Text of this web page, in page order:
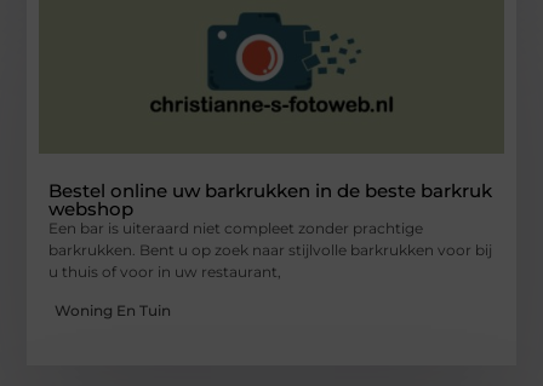
Bestel online uw barkrukken in de beste barkruk
webshop
Een bar is uiteraard niet compleet zonder prachtige
barkrukken. Bent u op zoek naar stijlvolle barkrukken voor bij
u thuis of voor in uw restaurant,
Woning En Tuin